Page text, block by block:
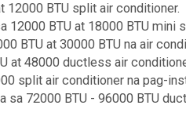
BTU split air conditioner.
BTU at 18000 BTU mini
BTU at 30000 BTU na air
at 48000 ductless air
split air conditioner na pag-
72000 BTU - 96000 BTU